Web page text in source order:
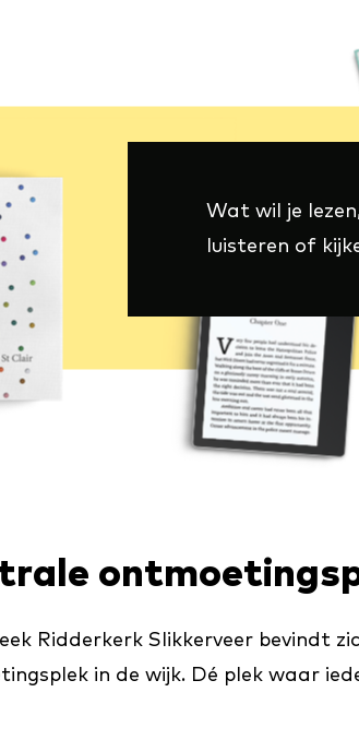
Wat wil je
luisteren of
Ridderkerk Slikkerveer bevindt
in de wijk. Dé plek waar